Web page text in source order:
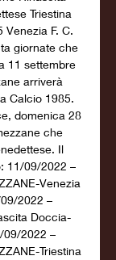
Triestina
Venezia F. C.
giornate che
11 settembre
arriverà
Calcio 1985.
domenica 28
che
Il
11/09/2022 –
Venezia
2022 –
Doccia-
09/2022 –
Triestina